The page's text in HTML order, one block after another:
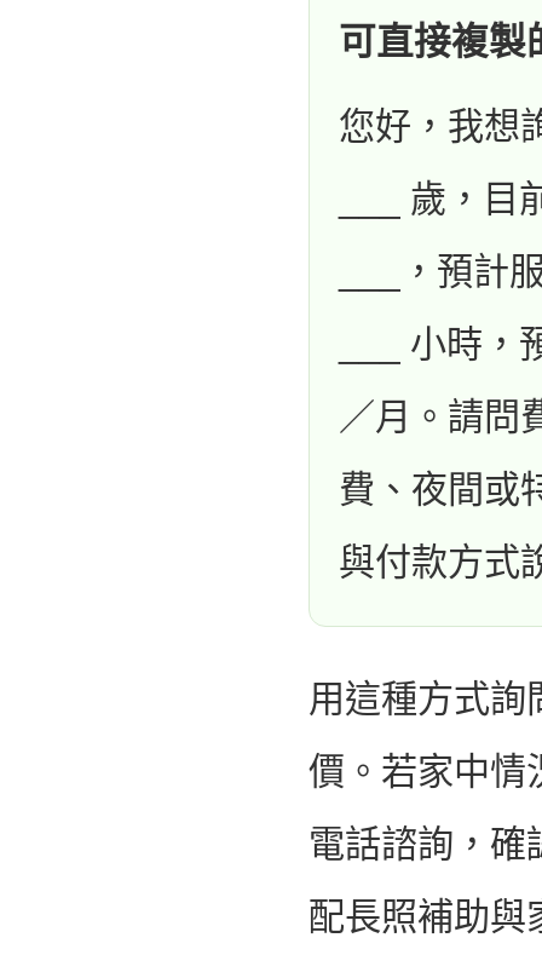
可直接複製
您好，我想
___ 歲，
___，預計
___ 小時
／月。請問
費、夜間或
與付款方式
用這種方式詢
價。若家中情
電話諮詢，確
配長照補助與